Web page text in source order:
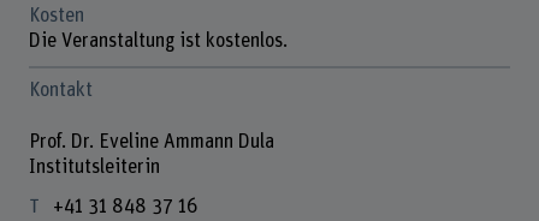
Kosten
Die Veranstaltung ist kostenlos.
Kontakt
Prof. Dr. Eveline Ammann Dula
Institutsleiterin
+41 31 848 37 16